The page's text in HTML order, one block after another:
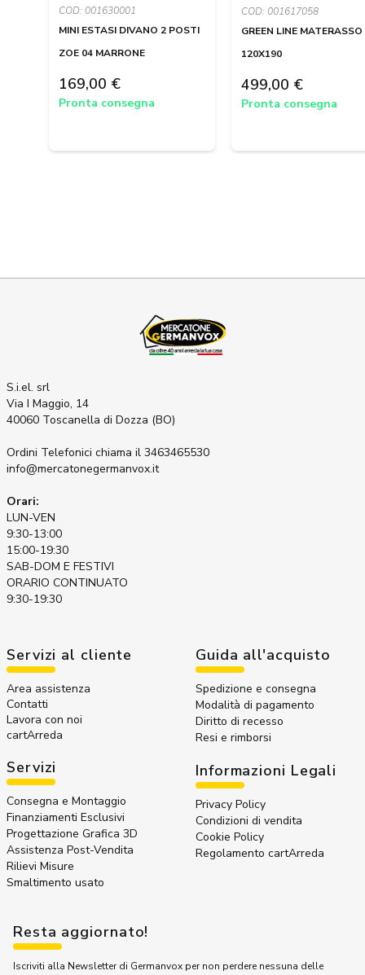
COD: 001630001
MINI ESTASI DIVANO 2 POSTI
ZOE 04 MARRONE
169,00 €
Pronta consegna
COD: 001617058
GREEN LINE MATERASSO
120X190
499,00 €
Pronta consegna
S.i.el. srl
Via I Maggio, 14
40060 Toscanella di Dozza (BO)
Ordini Telefonici chiama il 3463465530
info@mercatonegermanvox.it
Orari:
LUN-VEN
9:30-13:00
15:00-19:30
SAB-DOM E FESTIVI
ORARIO CONTINUATO
9:30-19:30
Servizi al cliente
Area assistenza
Contatti
Lavora con noi
cartArreda
Servizi
Consegna e Montaggio
Finanziamenti Esclusivi
Progettazione Grafica 3D
Assistenza Post-Vendita
Rilievi Misure
Smaltimento usato
Guida all'acquisto
Spedizione e consegna
Modalità di pagamento
Diritto di recesso
Resi e rimborsi
Informazioni Legali
Privacy Policy
Condizioni di vendita
Cookie Policy
Regolamento cartArreda
Resta aggiornato!
Iscriviti alla Newsletter di Germanvox per non perdere nessuna delle